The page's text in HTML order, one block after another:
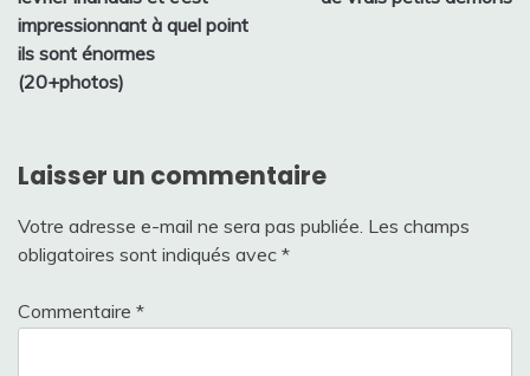
impressionnant à quel point
ils sont énormes
(20+photos)
Laisser un commentaire
Votre adresse e-mail ne sera pas publiée. Les champs
obligatoires sont indiqués avec *
Commentaire *